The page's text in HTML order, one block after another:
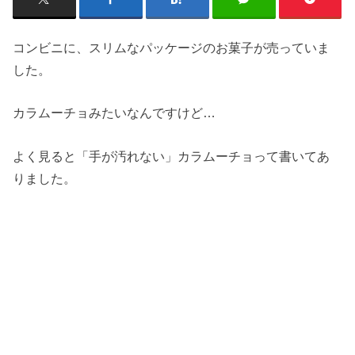
コンビニに、スリムなパッケージのお菓子が売っていま
した。
カラムーチョみたいなんですけど…
よく見ると「手が汚れない」カラムーチョって書いてあ
りました。